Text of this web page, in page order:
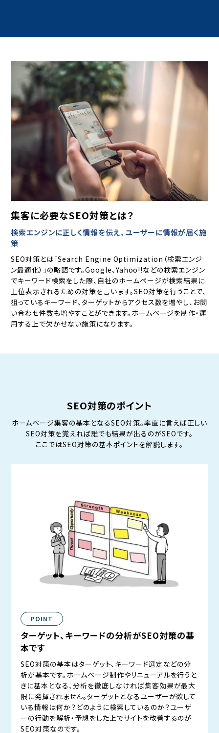
集客に必要なSEO対策とは？
検索エンジンに正しく情報を伝え、ユーザーに情報が届く施
策
SEO対策とは「Search Engine Optimization（検索エンジ
ン最適化）」の略語です。Google、Yahoo!!などの検索エンジン
でキーワード検索をした際、自社のホームページが検索結果に
上位表示されるための対策を言います。SEO対策を行うことで、
狙っているキーワード、ターゲットからアクセス数を増やし、お問
い合わせ件数も増やすことができます。ホームページを制作・運
用する上で欠かせない施策になります。
SEO対策のポイント
ホームページ集客の基本となるSEO対策。率直に言えば正しい
SEO対策を覚えれば誰でも結果が出るのがSEOです。
ここではSEO対策の基本ポイントを解説します。
POINT
ターゲット、キーワードの分析がSEO対策の基
本です
SEO対策の基本はターゲット、キーワード選定などの分
析が基本です。ホームページ制作やリニューアルを行うと
きに基本となる、分析を徹底しなければ集客効果が最大
限に発揮されません。ターゲットとなるユーザーが欲して
いる情報は何か？どのように検索しているのか？ユーザ
ーの行動を解析・予想をした上でサイトを改善するのが
SEO対策なのです。